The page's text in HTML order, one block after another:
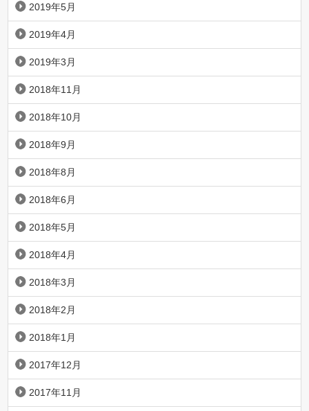
2019年5月
2019年4月
2019年3月
2018年11月
2018年10月
2018年9月
2018年8月
2018年6月
2018年5月
2018年4月
2018年3月
2018年2月
2018年1月
2017年12月
2017年11月